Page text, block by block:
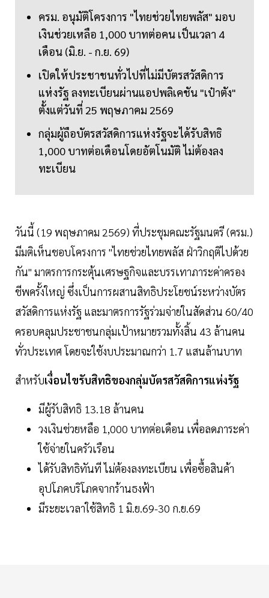
ครม. อนุมัติโครงการ "ไทยช่วยไทยพลัส" มอบ
เงินช่วยเหลือ 1,000 บาทต่อคน เป็นเวลา 4
เดือน (มิ.ย. - ก.ย. 69)
เปิดให้ประชาชนทั่วไปที่ไม่มีบัตรสวัสดิการ
แห่งรัฐ ลงทะเบียนผ่านแอปพลิเคชัน "เป๋าตัง"
ตั้งแต่วันที่ 25 พฤษภาคม 2569
กลุ่มผู้ถือบัตรสวัสดิการแห่งรัฐจะได้รับสิทธิ
1,000 บาทต่อเดือนโดยอัตโนมัติ ไม่ต้องลง
ทะเบียน
วันนี้ (19 พฤษภาคม 2569) ที่ประชุมคณะรัฐมนตรี (ครม.)
มีมติเห็นชอบโครงการ "ไทยช่วยไทยพลัส ฝ่าวิกฤติไปด้วย
กัน" มาตรการกระตุ้นเศรษฐกิจและบรรเทาภาระค่าครอง
ชีพครั้งใหญ่ ซึ่งเป็นการผสานสิทธิประโยชน์ระหว่างบัตร
สวัสดิการแห่งรัฐ และมาตรการรัฐร่วมจ่ายในสัดส่วน 60/40
ครอบคลุมประชาชนกลุ่มเป้าหมายรวมทั้งสิ้น 43 ล้านคน
ทั่วประเทศ โดยจะใช้งบประมาณกว่า 1.7 แสนล้านบาท
สำหรับเงื่อนไขรับสิทธิของกลุ่มบัตรสวัสดิการแห่งรัฐ
มีผู้รับสิทธิ 13.18 ล้านคน
วงเงินช่วยหลือ 1,000 บาทต่อเดือน เพื่อลดภาระค่า
ใช้จ่ายในครัวเรือน
ได้รับสิทธิทันที ไม่ต้องลงทะเบียน เพื่อซื้อสินค้า
อุปโภคบริโภคจากร้านธงฟ้า
มีระยะเวลาใช้สิทธิ 1 มิ.ย.69-30 ก.ย.69